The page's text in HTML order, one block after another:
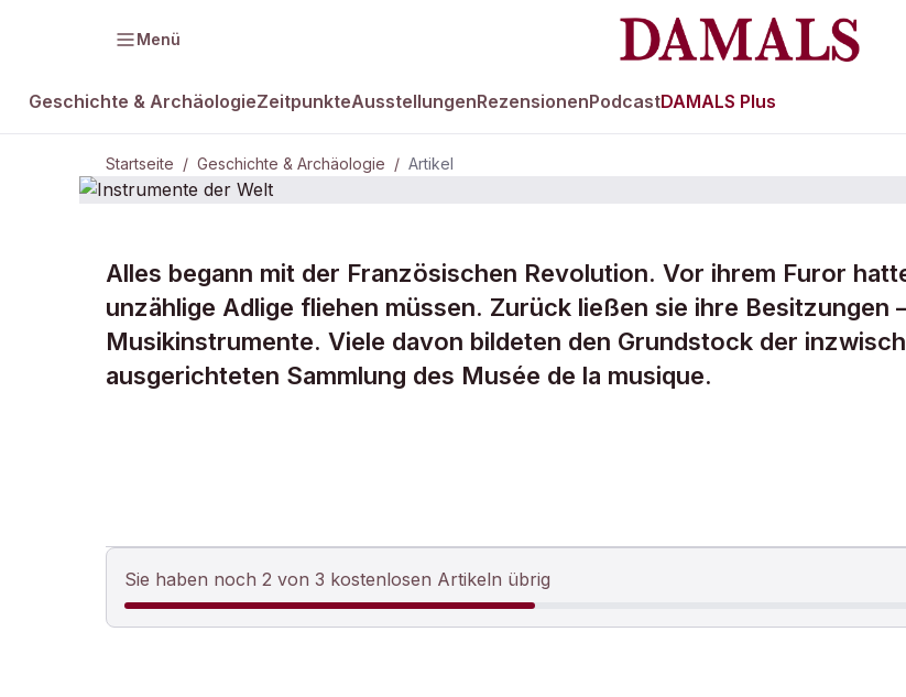
Menü
Geschichte & ArchäologieZeitpunkteAusstellungenRezensionenPodcastDAMALS Plus
Startseite / Geschichte & Archäologie / Artikel
DAMALS PlusGESCHICHTE & ARCHÄOLOGIE
Instrumente der
Welt
Alles begann mit der Französischen Revolution. Vor ihrem Furor
unzählige Adlige fliehen müssen. Zurück ließen sie ihre Besitzungen
Musikinstrumente. Viele davon bildeten den Grundstock der
ausgerichteten Sammlung des Musée de la musique.
Sie haben noch 2 von 3 kostenlosen Artikeln übrig